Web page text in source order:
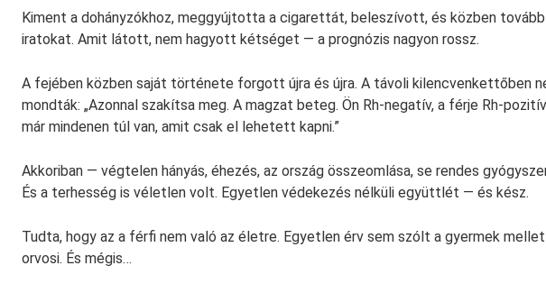
Kiment a dohányzókhoz, meggyújtotta a cigarettát, beleszívott, és közben
iratokat. Amit látott, nem hagyott kétséget — a prognózis nagyon rossz.
A fejében közben saját története forgott újra és újra. A távoli kilencvenkettőben
mondták: „Azonnal szakítsa meg. A magzat beteg. Ön Rh-negatív, a férje Rh-
már mindenen túl van, amit csak el lehetett kapni.”
Akkoriban — végtelen hányás, éhezés, az ország összeomlása, se rendes
És a terhesség is véletlen volt. Egyetlen védekezés nélküli együttlét — és kész.
Tudta, hogy az a férfi nem való az életre. Egyetlen érv sem szólt a gyermek
orvosi. És mégis…